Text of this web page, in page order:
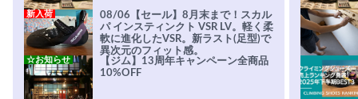
08/06【セール】8月末まで！スカル
パ インスティンクト VSR LV。軽く柔
軟に進化したVSR。新ラスト(足型)で
異次元のフィット感。
新入荷
【ジム】13周年キャンペーン全商品
10%OFF
☆お知らせ